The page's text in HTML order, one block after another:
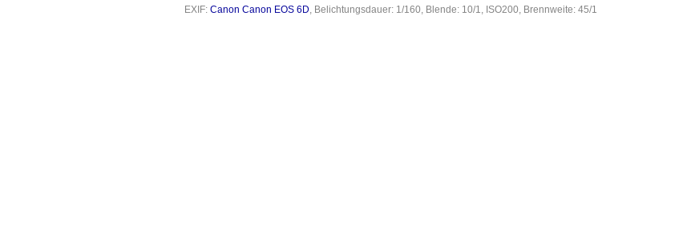
EXIF: Canon Canon EOS 6D, Belichtungsdauer: 1/160, Blende: 10/1, ISO200, Brennweite: 45/1